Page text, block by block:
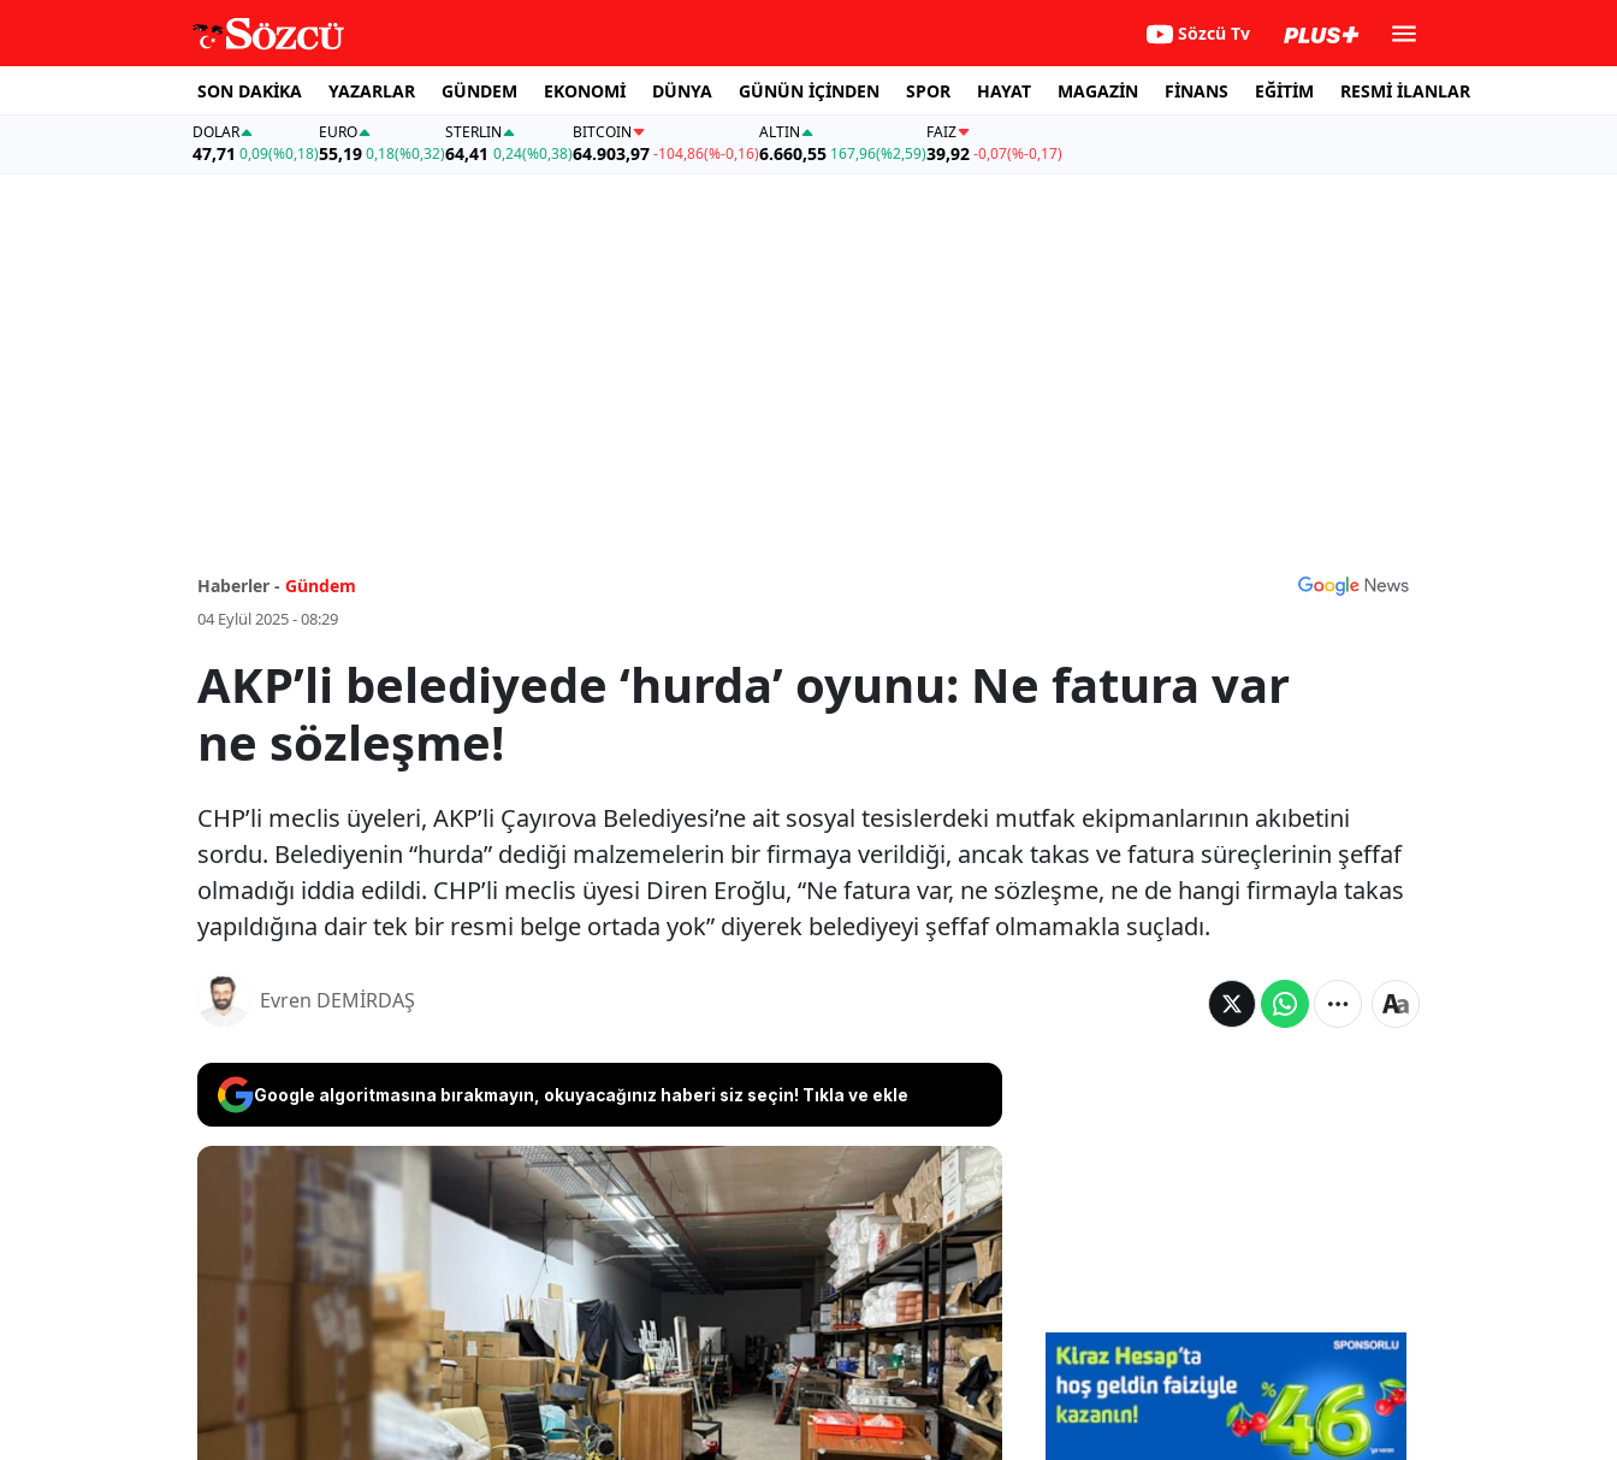
Sözcü Tv
SON DAKİKA YAZARLAR GÜNDEM EKONOMİ DÜNYA GÜNÜN İÇİNDEN SPOR HAYAT MAGAZİN FİNANS EĞİTİM RESMİ İLANLAR
DOLAR
47,71 0,09(%0,18)
EURO
55,19 0,18(%0,32)
STERLIN
64,41 0,24(%0,38)
BITCOIN
64.903,97-104,86(%-0,16)
ALTIN
6.660,55 167,96(%2,59)
FAİZ
39,92-0,07(%-0,17)
Haberler - Gündem
04 Eylül 2025 - 08:29
AKP’li belediyede ‘hurda’ oyunu: Ne fatura var
ne sözleşme!
CHP’li meclis üyeleri, AKP’li Çayırova Belediyesi’ne ait sosyal tesislerdeki mutfak ekipmanlarının akıbetini
sordu. Belediyenin “hurda” dediği malzemelerin bir firmaya verildiği, ancak takas ve fatura süreçlerinin şeffaf
olmadığı iddia edildi. CHP’li meclis üyesi Diren Eroğlu, “Ne fatura var, ne sözleşme, ne de hangi firmayla takas
yapıldığına dair tek bir resmi belge ortada yok” diyerek belediyeyi şeffaf olmamakla suçladı.
Evren DEMİRDAŞ
Google algoritmasına bırakmayın, okuyacağınız haberi siz seçin! Tıkla ve ekle
CHP’li meclis üyeleri, AKP’li Çayırova Belediyesi’ne ait sosyal tesislerdeki
mutfak ekipmanlarının akıbetini sordu. Belediyenin “hurda” dediği
malzemelerin bir firmaya verildiği, ancak takas ve fatura süreçlerinin
şeffaf olmadığı iddia edildi. CHP’li meclis üyesi Diren Eroğlu, “Ne fatura
var, ne sözleşme, ne de hangi firmayla takas yapıldığına dair tek bir resmi
belge ortada yok” diyerek belediyeyi şeffaf olmamakla suçladı.